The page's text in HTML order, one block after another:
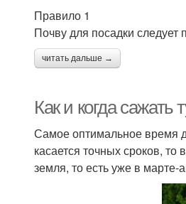
Правило 1
Почву для посадки следует
читать дальше →
Как и когда сажать
Самое оптимальное время
касается точных сроков,
земля, то есть уже в марте-